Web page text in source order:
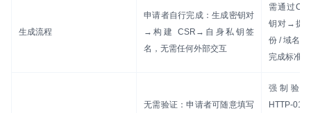
生成流程
申请者自行完成：生成密钥对
→构建 CSR→自身私钥签
名，无需任何外部交互
需通过CA
钥对→提
份 / 域名
完成标准
无需验证：申请者可随意填写
强制验
HTTP-